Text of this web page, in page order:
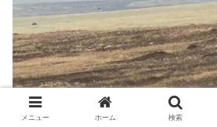
メニュー ホーム 検索